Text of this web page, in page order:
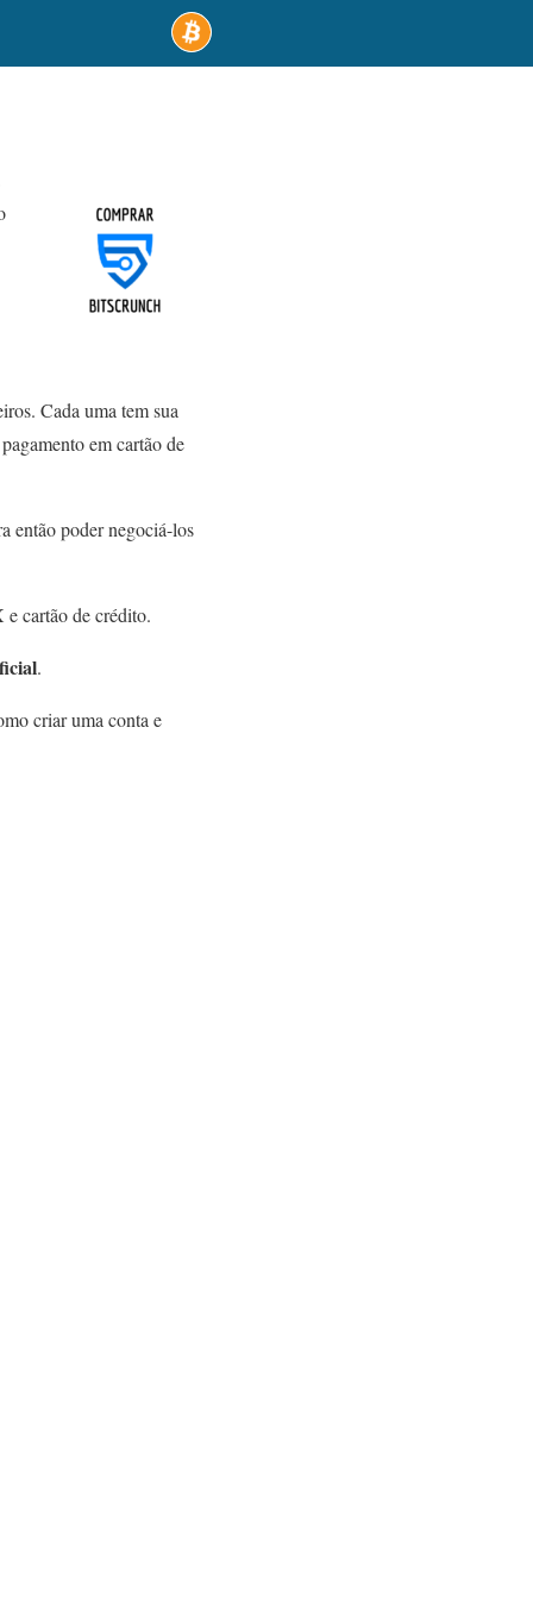
Cada uma tem sua
em cartão de
então poder negociá-los
cartão de crédito.
.
criar uma conta e